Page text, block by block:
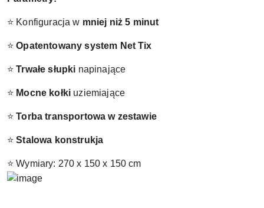
⭐ Konfiguracja w mniej niż 5 minut
⭐Opatentowany system Net Tix
⭐Trwałe słupki napinające
⭐ Mocne kołki uziemiające
⭐Torba transportowa w zestawie
⭐Stalowa konstrukja
⭐ Wymiary: 270 x 150 x 150 cm